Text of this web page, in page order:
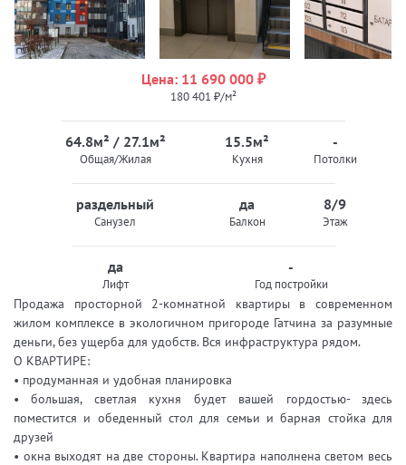
Цена: 11 690 000 ₽
180 401 ₽/м²
64.8м² / 27.1м²
Общая/Жилая
15.5м²
Кухня
-
Потолки
раздельный
Санузел
да
Балкон
8/9
Этаж
да
Лифт
-
Год постройки
Продажа просторной 2-комнатной квартиры в современном
жилом комплексе в экологичном пригороде Гатчина за разумные
деньги, без ущерба для удобств. Вся инфраструктура рядом.
О КВАРТИРЕ:
• продуманная и удобная планировка
• большая, светлая кухня будет вашей гордостью- здесь
поместится и обеденный стол для семьи и барная стойка для
друзей
• окна выходят на две стороны. Квартира наполнена светом весь